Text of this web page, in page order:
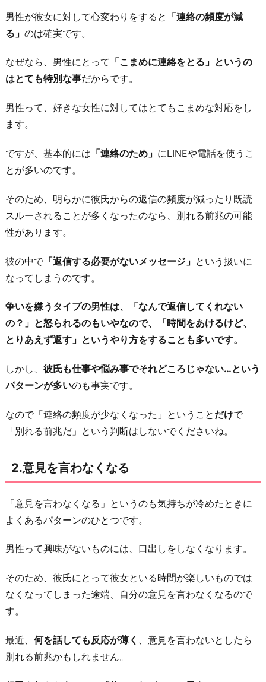
予
定
合
わ
れ
な
な
る
4.
キ
ン
シ
ッ
プ
嫌
が
5.
干
し
こ
な
な
る
お
に
男性が彼女に対して心変わりをすると 「連絡の頻度が減
る」 のは確実です。
なぜなら、男性にとって 「こまめに連絡をとる」というの
はとても特別な事だからです。
男性って、好きな女性に対してはとてもこまめな対応をし
ます。
ですが、基本的には 「連絡のため」 にLINEや電話を使うこ
とが多いのです。
そのため、明らかに彼氏からの返信の頻度が減ったり既読
スルーされることが多くなったのなら、別れる前兆の可能
性があります。
彼の中で「返信する必要がないメッセージ」 という扱いに
なってしまうのです。
争いを嫌うタイプの男性は、「なんで返信してくれない
の？」と怒られるのもいやなので、「時間をあけるけど、
とりあえず返す」というやり方をすることも多いです。
しかし、 彼氏も仕事や悩み事でそれどころじゃない…という
パターンが多いのも事実です。
なので「連絡の頻度が少なくなった」ということ だけで
「別れる前兆だ」という判断はしないでくださいね。
2.意見を言わなくなる
「意見を言わなくなる」というのも気持ちが冷めたときに
よくあるパターンのひとつです。
男性って興味がないものには、口出しをしなくなります。
そのため、彼氏にとって彼女といる時間が楽しいものでは
なくなってしまった途端、自分の意見を言わなくなるので
す。
最近、 何を話しても反応が薄く
、意見を言わないとしたら
別れる前兆かもしれません。